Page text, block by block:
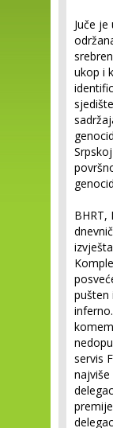
Juče
ukop i
BHRT,
pušten
servis
najviše